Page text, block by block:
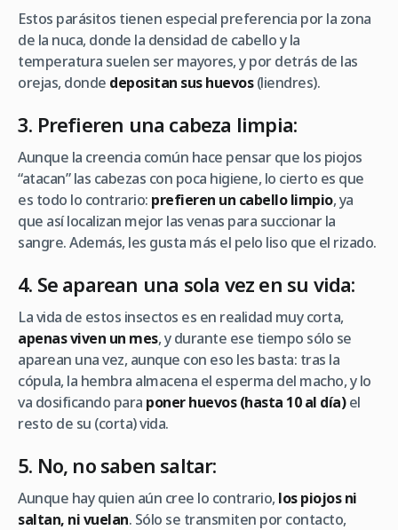
Estos parásitos tienen especial preferencia por la zona
de la nuca, donde la densidad de cabello y la
temperatura suelen ser mayores, y por detrás de las
orejas, donde depositan sus huevos(liendres).
3. Prefieren una cabeza limpia:
Aunque la creencia común hace pensar que los piojos
“atacan” las cabezas con poca higiene, lo cierto es que
es todo lo contrario: prefieren un cabello limpio, ya
que así localizan mejor las venas para succionar la
sangre. Además, les gusta más el pelo liso que el rizado.
4. Se aparean una sola vez en su vida:
La vida de estos insectos es en realidad muy corta,
apenas viven un mes, y durante ese tiempo sólo se
aparean una vez, aunque con eso les basta: tras la
cópula, la hembra almacena el esperma del macho, y lo
va dosificando para poner huevos (hasta 10 al día)el
resto de su (corta) vida.
5. No, no saben saltar:
Aunque hay quien aún cree lo contrario, los piojos ni
saltan, ni vuelan. Sólo se transmiten por contacto,